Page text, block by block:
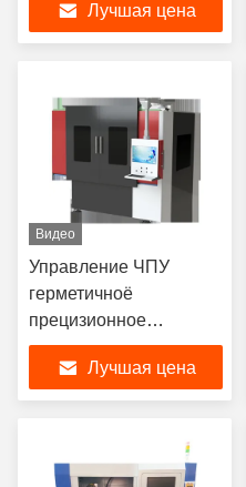
Лучшая цена
Видео
Управление ЧПУ
герметичноё
прецизионное
оборудование для
лазерной резки для
алюминиевых / меди /
Лучшая цена